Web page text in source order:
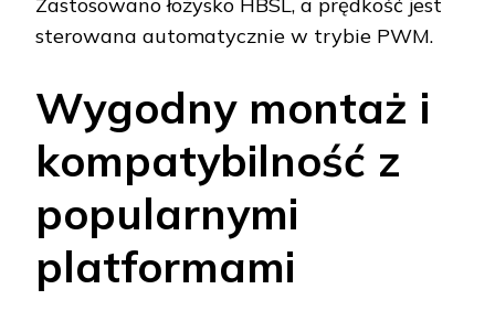
Zastosowano łożysko HBSL, a prędkość jest
sterowana automatycznie w trybie PWM.
Wygodny montaż i
kompatybilność z
popularnymi
platformami